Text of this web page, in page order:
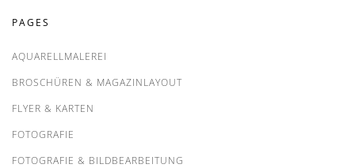
PAGES
AQUARELLMALEREI
BROSCHÜREN & MAGAZINLAYOUT
FLYER & KARTEN
FOTOGRAFIE
FOTOGRAFIE & BILDBEARBEITUNG